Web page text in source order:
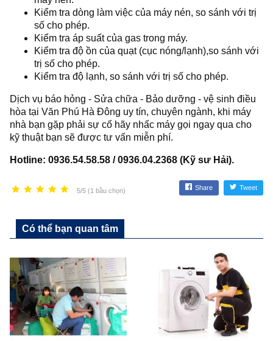
Kiểm tra dòng làm việc của máy nén, so sánh với trị
số cho phép.
Kiểm tra áp suất của gas trong máy.
Kiểm tra độ ồn của quạt (cục nóng/lạnh),so sánh với
trị số cho phép.
Kiểm tra độ lạnh, so sánh với trị số cho phép.
Dịch vụ báo hỏng - Sửa chữa - Bảo dưỡng - vệ sinh điều
hòa tại Văn Phú Hà Đông uy tín, chuyên ngành, khi máy
nhà bạn gặp phải sự cố hãy nhấc máy gọi ngay qua cho
kỹ thuật bạn sẽ được tư vấn miễn phí.
Hotline: 0936.54.58.58 / 0936.04.2368 (Kỹ sư Hải).
5/5 (1 bầu chọn) Share Tweet
Có thể bạn quan tâm